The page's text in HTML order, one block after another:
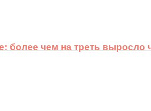
более чем на треть